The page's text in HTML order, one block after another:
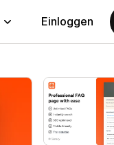
Einloggen